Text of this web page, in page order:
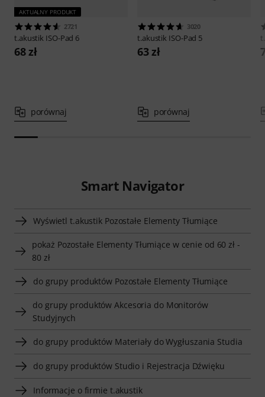
AKTUALNY PRODUKT
2721
t.akustik ISO-Pad 6
68 zł
porównaj
3020
t.akustik ISO-Pad 5
63 zł
porównaj
Smart Navigator
Wyświetl t.akustik Pozostałe Elementy Tłumiące
pokaż Pozostałe Elementy Tłumiące w cenie od 60 zł -
80 zł
do grupy produktów Pozostałe Elementy Tłumiące
do grupy produktów Akcesoria do Monitorów
Studyjnych
do grupy produktów Materiały do Wygłuszania Studia
do grupy produktów Studio i Rejestracja Dźwięku
Informacje o firmie t.akustik